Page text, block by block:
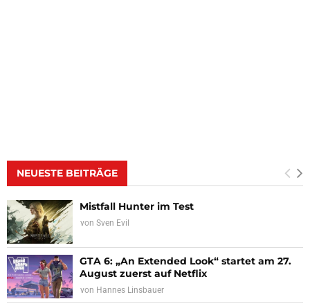
NEUESTE BEITRÄGE
Mistfall Hunter im Test
von Sven Evil
GTA 6: „An Extended Look“ startet am 27.
August zuerst auf Netflix
von Hannes Linsbauer